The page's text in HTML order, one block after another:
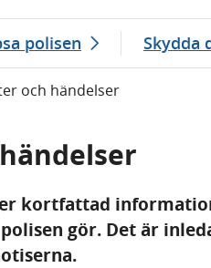
polisen Skydda
och händelser
kortfattad
gör. Det är